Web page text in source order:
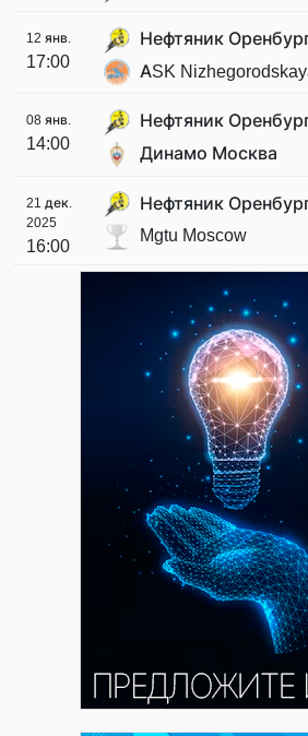
12 янв.
17:00
Нефтяник
ASK
08 янв.
14:00
Нефтяник
Динамо Москва
21 дек.
2025
16:00
Нефтяник
Mgtu Moscow